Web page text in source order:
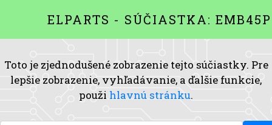
ELPARTS - SÚČIASTKA:
Toto je zjednodušené zobrazenie tejto súčiastky. Pre
lepšie zobrazenie, vyhľadávanie, a ďalšie funkcie,
použi hlavnú stránku.